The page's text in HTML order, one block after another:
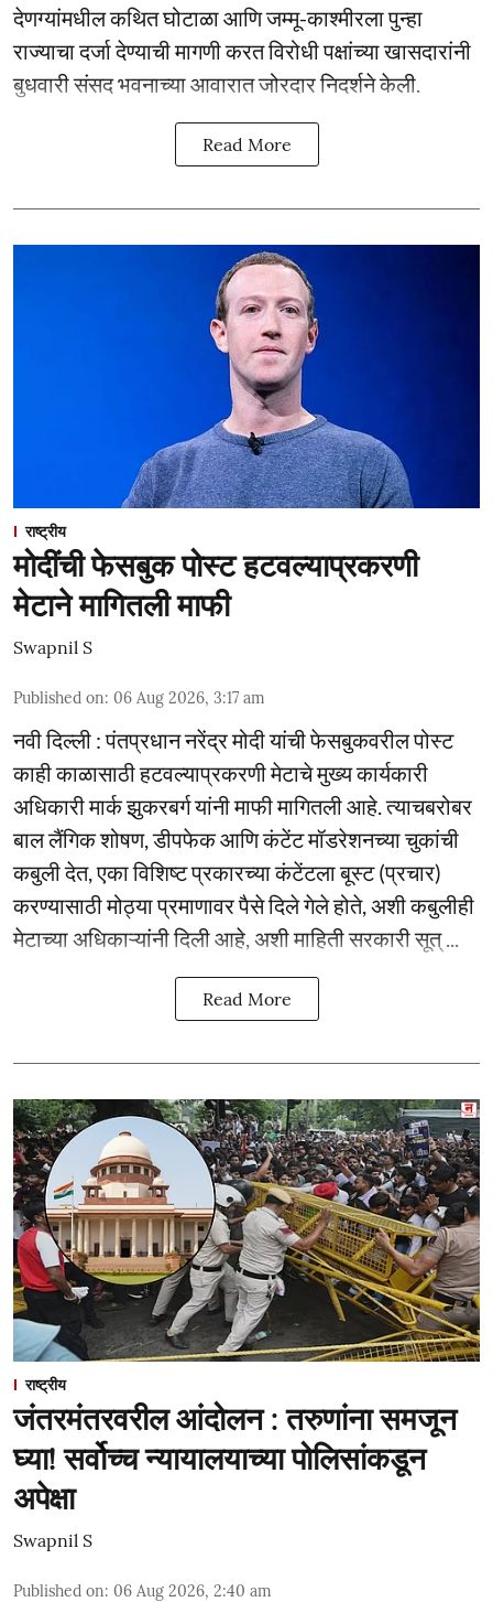
देणग्यांमधील कथित घोटाळा आणि जम्मू-काश्मीरला पुन्हा
राज्याचा दर्जा देण्याची मागणी करत विरोधी पक्षांच्या खासदारांनी
बुधवारी संसद भवनाच्या आवारात जोरदार निदर्शने केली.
Read More
राष्ट्रीय
मोदींची फेसबुक पोस्ट हटवल्याप्रकरणी
मेटाने मागितली माफी
Swapnil S
Published on: 06 Aug 2026, 3:17 am
नवी दिल्ली : पंतप्रधान नरेंद्र मोदी यांची फेसबुकवरील पोस्ट
काही काळासाठी हटवल्याप्रकरणी मेटाचे मुख्य कार्यकारी
अधिकारी मार्क झुकरबर्ग यांनी माफी मागितली आहे. त्याचबरोबर
बाल लैंगिक शोषण, डीपफेक आणि कंटेंट मॉडरेशनच्या चुकांची
कबुली देत, एका विशिष्ट प्रकारच्या कंटेंटला बूस्ट (प्रचार)
करण्यासाठी मोठ्या प्रमाणावर पैसे दिले गेले होते, अशी कबुलीही
मेटाच्या अधिकाऱ्यांनी दिली आहे, अशी माहिती सरकारी सूत् ...
Read More
राष्ट्रीय
जंतरमंतरवरील आंदोलन : तरुणांना समजून
घ्या! सर्वोच्च न्यायालयाच्या पोलिसांकडून
अपेक्षा
Swapnil S
Published on: 06 Aug 2026, 2:40 am